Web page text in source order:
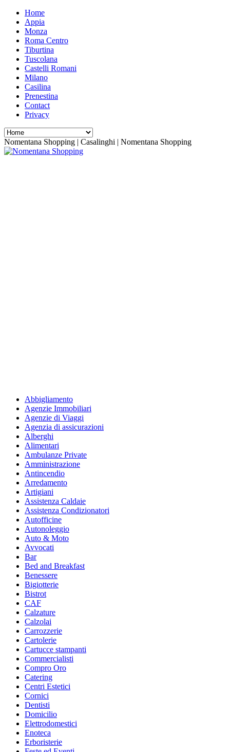
Home
Appia
Monza
Roma Centro
Tiburtina
Tuscolana
Castelli Romani
Milano
Casilina
Prenestina
Contact
Privacy
Nomentana Shopping | Casalinghi | Nomentana Shopping
Abbigliamento
Agenzie Immobiliari
Agenzie di Viaggi
Agenzia di assicurazioni
Alberghi
Alimentari
Ambulanze Private
Amministrazione
Antincendio
Arredamento
Artigiani
Assistenza Caldaie
Assistenza Condizionatori
Autofficine
Autonoleggio
Auto & Moto
Avvocati
Bar
Bed and Breakfast
Benessere
Bigiotterie
Bistrot
CAF
Calzature
Calzolai
Carrozzerie
Cartolerie
Cartucce stampanti
Commercialisti
Compro Oro
Catering
Centri Estetici
Cornici
Dentisti
Domicilio
Elettrodomestici
Enoteca
Erboristerie